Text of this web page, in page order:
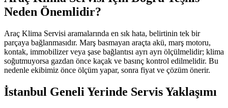
Neden Önemlidir?
Araç Klima Servisi aramalarında en sık hata, belirtinin tek bir
parçaya bağlanmasıdır. Marş basmayan araçta akü, marş motoru,
kontak, immobilizer veya şase bağlantısı ayrı ayrı ölçülmelidir; klima
soğutmuyorsa gazdan önce kaçak ve basınç kontrol edilmelidir. Bu
nedenle ekibimiz önce ölçüm yapar, sonra fiyat ve çözüm önerir.
İstanbul Geneli Yerinde Servis Yaklaşımı